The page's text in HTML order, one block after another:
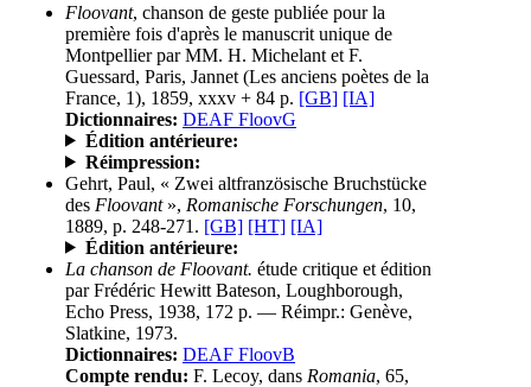
Floovant, chanson de geste publiée pour la
première fois d'après le manuscrit unique de
Montpellier par MM. H. Michelant et F.
Guessard, Paris, Jannet (Les anciens poètes de la
France, 1), 1859, xxxv + 84 p. [GB] [IA]
Dictionnaires: DEAF FloovG
Édition antérieure:
Réimpression:
Gehrt, Paul, « Zwei altfranzösische Bruchstücke
des Floovant», Romanische Forschungen, 10,
1889, p. 248-271. [GB] [HT] [IA]
Édition antérieure:
La chanson de Floovant. étude critique et édition
par Frédéric Hewitt Bateson, Loughborough,
Echo Press, 1938, 172 p. — Réimpr.: Genève,
Slatkine, 1973.
Dictionnaires: DEAF FloovB
Compte rendu: F. Lecoy, dans Romania, 65,